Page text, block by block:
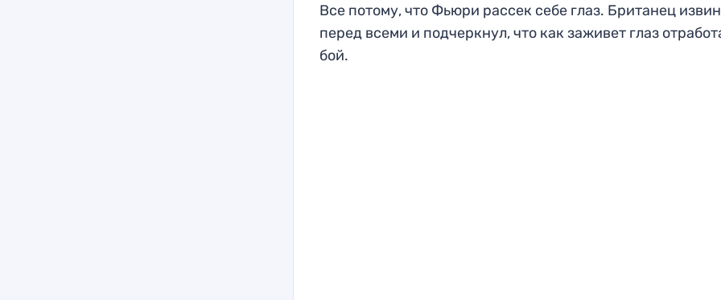
Все потому, что Фьюри рассек себе глаз. Британец
перед всеми и подчеркнул, что как заживет глаз
бой.